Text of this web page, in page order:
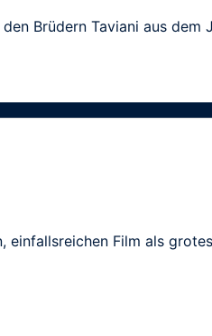
Brüdern Taviani aus dem
einfallsreichen Film als